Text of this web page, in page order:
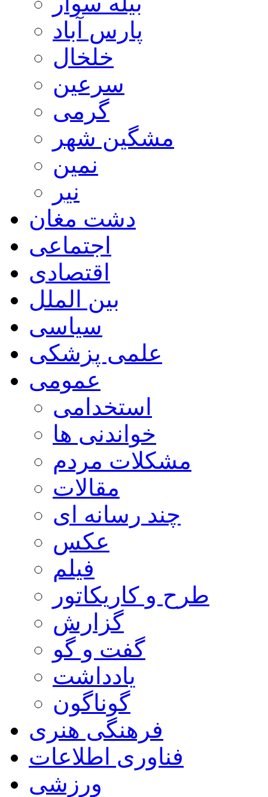
پارس آباد
خلخال
سرعین
گرمی
مشگین شهر
نمین
نیر
دشت مغان
اجتماعی
اقتصادی
بین الملل
سیاسی
علمی پزشکی
عمومی
استخدامی
خواندنی ها
مشکلات مردم
مقالات
چند رسانه ای
عکس
فیلم
طرح و کاریکاتور
گزارش
گفت و گو
یادداشت
گوناگون
فرهنگی هنری
فناوری اطلاعات
ورزشی